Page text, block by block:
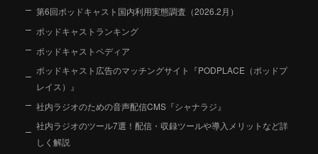
第6回ポッドキャスト国内利用実態調査（2026.2月）
ポッドキャストランキング
ポッドキャストペディア
ポッドキャスト広告のマッチングサイト『PODPLACE（ポッドプ
レイス）』
社内ラジオのための音声配信CMS『シャナラジ』
社内ラジオのツール7選！配信・収録ツールや導入メリットなど詳
しく解説